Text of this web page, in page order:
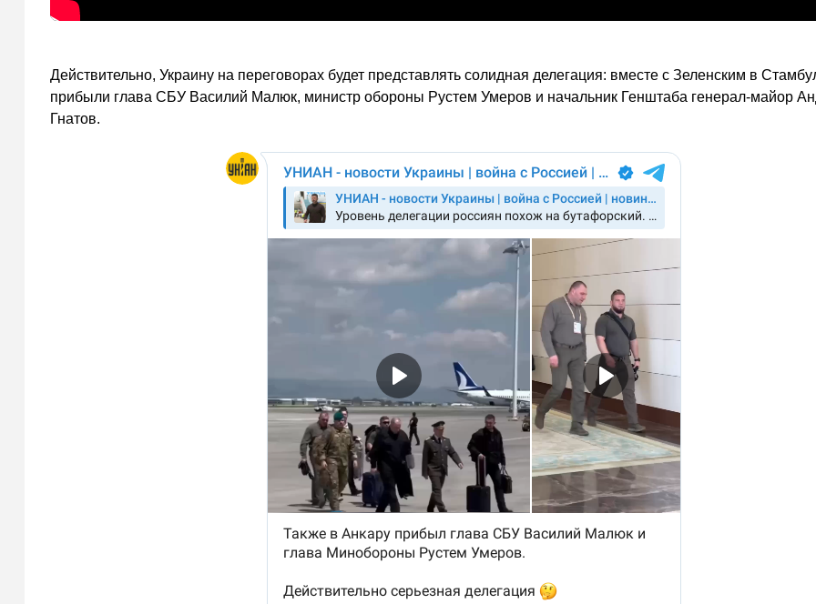
Действительно, Украину на переговорах будет представлять солидная делегация: вместе с Зеленским в
прибыли глава СБУ Василий Малюк, министр обороны Рустем Умеров и начальник Генштаба генерал-майор
Гнатов.